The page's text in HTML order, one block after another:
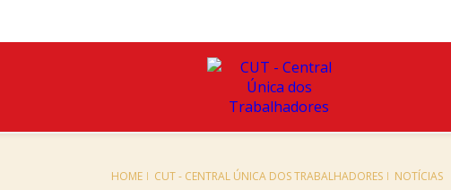
HOME CUT - CENTRAL ÚNICA DOS TRABALHADORES NOTÍCIAS